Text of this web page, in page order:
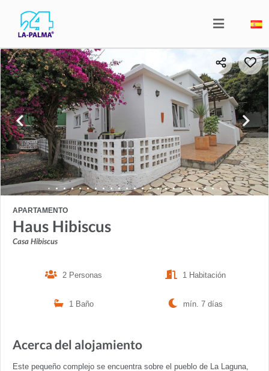
APARTAMENTO
Haus Hibiscus
Casa Hibiscus
2 Personas 1 Habitación
1 Baño mín. 7 días
Acerca del alojamiento
Este pequeño complejo se encuentra sobre el pueblo de La Laguna,